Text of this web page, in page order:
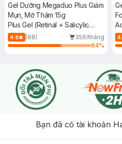
Gel Dưỡng Megaduo Plus Giảm
Mụn, Mờ Thâm 15g
Plus Gel (Retinal + Salicylic
Acid + AHA)
4.8 (88)
356/tháng
64%
Bạn đã có tài khoản